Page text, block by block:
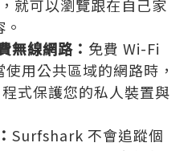
就可以瀏覽跟在自己家
無線網路： 免費 Wi-Fi
用公共區域的網路時，
式保護您的私人裝置與
Surfshark 不會追蹤個